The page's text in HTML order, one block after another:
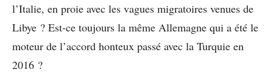
l’Italie, en proie avec les vagues migratoires venues de
Libye ? Est-ce toujours la même Allemagne qui a été le
moteur de l’accord honteux passé avec la Turquie en
2016 ?